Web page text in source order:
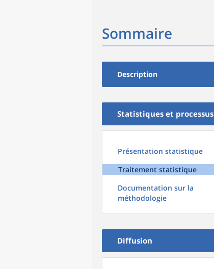
Sommaire
Description
Statistiques et processus
Présentation statistique
Traitement statistique
Documentation sur la
méthodologie
Diffusion